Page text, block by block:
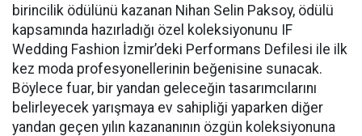
birincilik ödülünü kazanan Nihan Selin Paksoy, ödülü
kapsamında hazırladığı özel koleksiyonunu IF
Wedding Fashion İzmir’deki Performans Defilesi ile ilk
kez moda profesyonellerinin beğenisine sunacak.
Böylece fuar, bir yandan geleceğin tasarımcılarını
belirleyecek yarışmaya ev sahipliği yaparken diğer
yandan geçen yılın kazananının özgün koleksiyonuna